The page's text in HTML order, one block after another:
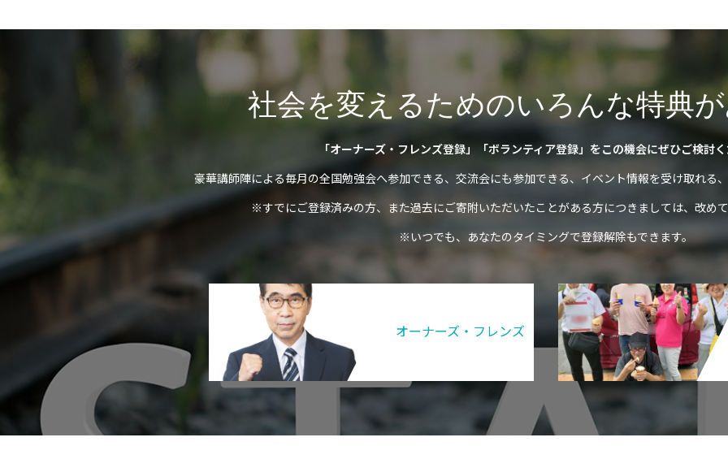
社会を変えるためのいろんな特典
「オーナーズ・フレンズ登録」「ボランティア登録」をこの機会にぜひご検討
豪華講師陣による毎月の全国勉強会へ参加できる、交流会にも参加できる、イベント情報を受け取れる
※すでにご登録済みの方、また過去にご寄附いただいたことがある方につきましては、改め
※いつでも、あなたのタイミングで登録解除もできます。
オーナーズ・フレンズ